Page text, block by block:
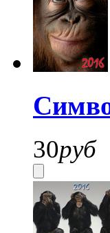
30руб